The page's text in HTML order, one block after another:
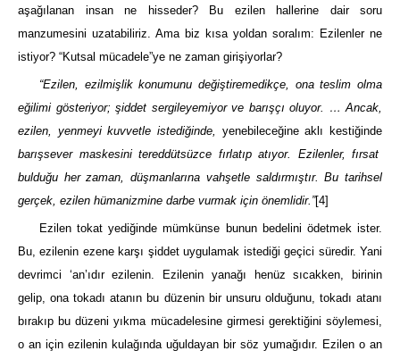
aşağılanan insan ne hisseder? Bu ezilen hallerine dair soru
manzumesini uzatabiliriz. Ama biz kısa yoldan soralım: Ezilenler ne
istiyor? “Kutsal mücadele”ye ne zaman girişiyorlar?
“Ezilen, ezilmişlik konumunu değiştiremedikçe, ona teslim olma
eğilimi gösteriyor; şiddet sergileyemiyor ve barışçı oluyor. … Ancak,
ezilen, yenmeyi kuvvetle istediğinde, yenebileceğineaklı kestiğinde
barışsever maskesini tereddütsüzce fırlatıp atıyor. Ezilenler, fırsat
bulduğu her zaman, düşmanlarına vahşetle saldırmıştır. Bu tarihsel
gerçek, ezilen hümanizmine darbe vurmak için önemlidir.”[4]
Ezilen tokat yediğinde mümkünse bunun bedelini ödetmek ister.
Bu, ezilenin ezene karşı şiddet uygulamak istediği geçici süredir. Yani
devrimci ‘an’ıdır ezilenin. Ezilenin yanağı henüz sıcakken, birinin
gelip, ona tokadı atanın bu düzenin bir unsuru olduğunu, tokadı atanı
bırakıp bu düzeni yıkma mücadelesine girmesi gerektiğini söylemesi,
o an için ezilenin kulağında uğuldayan bir söz yumağıdır. Ezilen o an